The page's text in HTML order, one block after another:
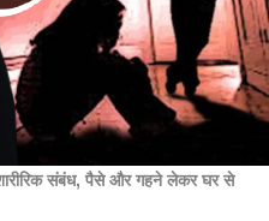
संबंध, पैसे और गहने लेकर घर से